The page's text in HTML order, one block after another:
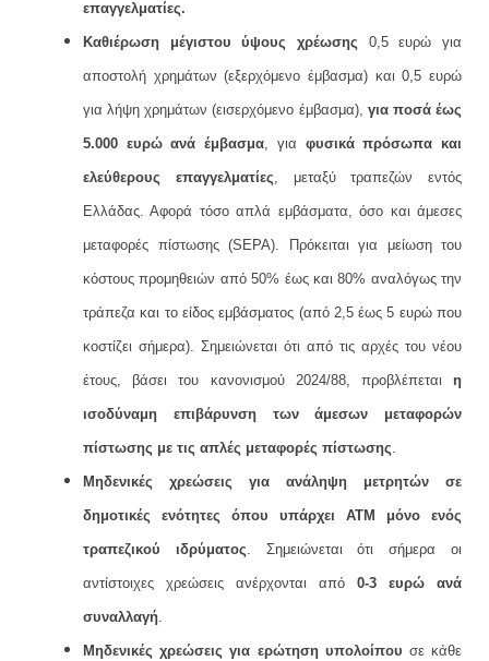
επαγγελματίες.
Καθιέρωση μέγιστου ύψους χρέωσης 0,5 ευρώ για
αποστολή χρημάτων (εξερχόμενο έμβασμα) και 0,5 ευρώ
για λήψη χρημάτων (εισερχόμενο έμβασμα), για ποσά έως
5.000 ευρώ ανά έμβασμα , για φυσικά πρόσωπα και
ελεύθερους επαγγελματίες , μεταξύ τραπεζών εντός
Ελλάδας. Αφορά τόσο απλά εμβάσματα, όσο και άμεσες
μεταφορές πίστωσης (SEPA). Πρόκειται για μείωση του
κόστους προμηθειών από 50% έως και 80% αναλόγως την
τράπεζα και το είδος εμβάσματος (από 2,5 έως 5 ευρώ που
κοστίζει σήμερα). Σημειώνεται ότι από τις αρχές του νέου
έτους, βάσει του κανονισμού 2024/88, προβλέπεται η
ισοδύναμη επιβάρυνση των άμεσων μεταφορών
πίστωσης με τις απλές μεταφορές πίστωσης
Mηδενικές χρεώσεις για ανάληψη μετρητών σε
δημοτικές ενότητες όπου υπάρχει ΑΤΜ μόνο ενός
τραπεζικού ιδρύματος . Σημειώνεται ότι σήμερα οι
αντίστοιχες χρεώσεις ανέρχονται από 0-3 ευρώ ανά
συναλλαγή
Μηδενικές χρεώσεις για ερώτηση υπολοίπου σε κάθε